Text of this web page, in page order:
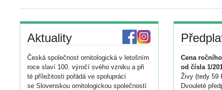
Aktuality
Česká společnost ornitologická v letošním
roce slaví 100. výročí svého vzniku a při
té příležitosti pořádá ve spolupráci
se Slovenskou ornitologickou společností
Cena
od čísla 1/
Živy (tedy 59
Dvouleté